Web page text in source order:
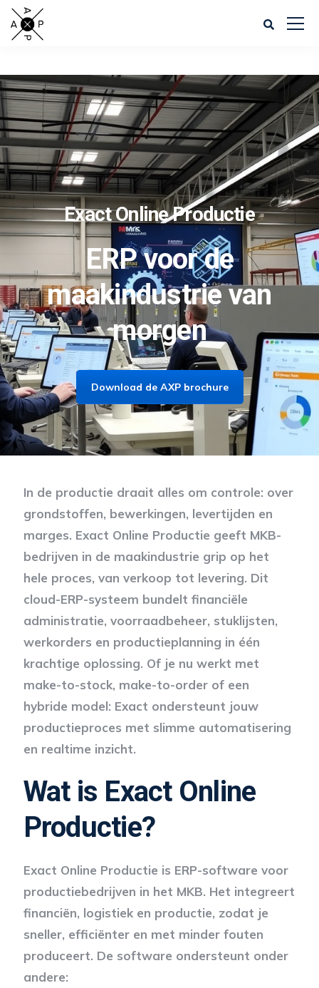
Exact Online Productie
ERP voor de
maakindustrie van
morgen
Download de AXP brochure
In de productie draait alles om controle: over
grondstoffen, bewerkingen, levertijden en
marges. Exact Online Productie geeft MKB-
bedrijven in de maakindustrie grip op het
hele proces, van verkoop tot levering. Dit
cloud-ERP-systeem bundelt financiële
administratie, voorraadbeheer, stuklijsten,
werkorders en productieplanning in één
krachtige oplossing. Of je nu werkt met
make-to-stock, make-to-order of een
hybride model: Exact ondersteunt jouw
productieproces met slimme automatisering
en realtime inzicht.
Wat is Exact Online
Productie?
Exact Online Productie is ERP-software voor
productiebedrijven in het MKB. Het integreert
financiën, logistiek en productie, zodat je
sneller, efficiënter en met minder fouten
produceert. De software ondersteunt onder
andere: